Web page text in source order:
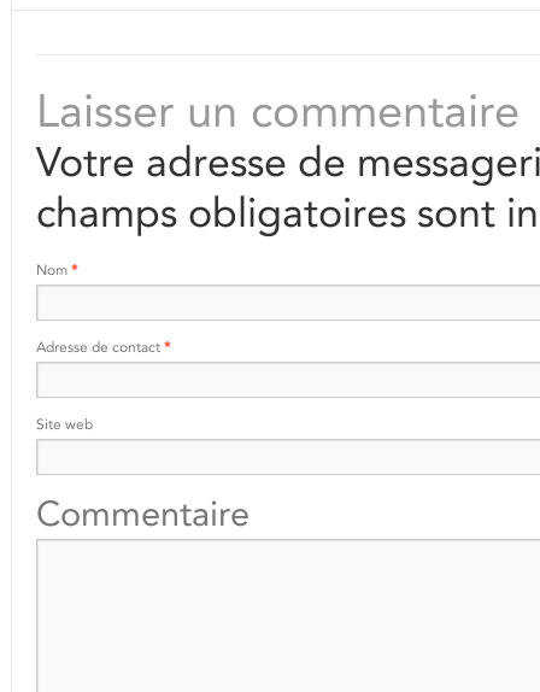
Laisser un commentaire
Votre adresse de
champs obligatoires sont
Nom *
Adresse de contact *
Site web
Commentaire